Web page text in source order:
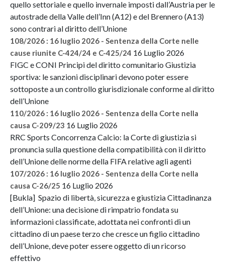
quello settoriale e quello invernale imposti dall’Austria per le
autostrade della Valle dell’Inn (A12) e del Brennero (A13)
sono contrari al diritto dell’Unione
108/2026 : 16 luglio 2026 - Sentenza della Corte nelle
cause riunite C-424/24 e C-425/24 16 Luglio 2026
FIGC e CONI Principi del diritto comunitario Giustizia
sportiva: le sanzioni disciplinari devono poter essere
sottoposte a un controllo giurisdizionale conforme al diritto
dell’Unione
110/2026 : 16 luglio 2026 - Sentenza della Corte nella
causa C-209/23 16 Luglio 2026
RRC Sports Concorrenza Calcio: la Corte di giustizia si
pronuncia sulla questione della compatibilità con il diritto
dell’Unione delle norme della FIFA relative agli agenti
107/2026 : 16 luglio 2026 - Sentenza della Corte nella
causa C-26/25 16 Luglio 2026
[Bukla] Spazio di libertà, sicurezza e giustizia Cittadinanza
dell’Unione: una decisione di rimpatrio fondata su
informazioni classificate, adottata nei confronti di un
cittadino di un paese terzo che cresce un figlio cittadino
dell’Unione, deve poter essere oggetto di un ricorso
effettivo